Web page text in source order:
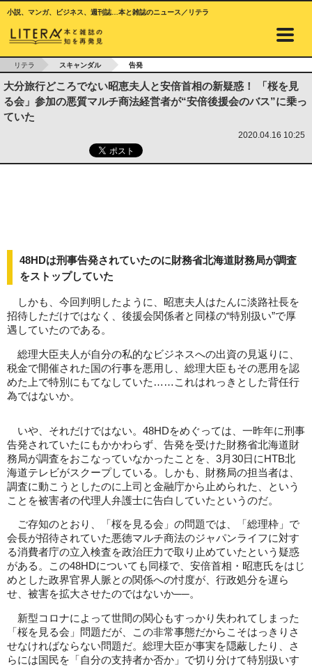
小説、マンガ、ビジネス、週刊誌…本と雑誌のニュース／リテラ
リテラ スキャンダル 告発
大分旅行どころでない昭恵夫人と安倍首相の新疑惑！ 「桜を見
る会」参加の悪質マルチ商法経営者が“安倍後援会のバス”に乗っ
ていた
2020.04.16 10:25
48HDは刑事告発されていたのに財務省北海道財務局が調査
をストップしていた
しかも、今回判明したように、昭恵夫人はたんに淡路社長を
招待しただけではなく、後援会関係者と同様の“特別扱い”で厚
遇していたのである。
総理大臣夫人が自分の私的なビジネスへの出資の見返りに、
税金で開催された国の行事を悪用し、総理大臣もその悪用を認
めた上で特別にもてなしていた……これはれっきとした背任行
為ではないか。
いや、それだけではない。48HDをめぐっては、一昨年に刑事
告発されていたにもかかわらず、告発を受けた財務省北海道財
務局が調査をおこなっていなかったことを、3月30日にHTB北
海道テレビがスクープしている。しかも、財務局の担当者は、
調査に動こうとしたのに上司と金融庁から止められた、という
ことを被害者の代理人弁護士に告白していたというのだ。
ご存知のとおり、「桜を見る会」の問題では、「総理枠」で
会長が招待されていた悪徳マルチ商法のジャパンライフに対す
る消費者庁の立入検査を政治圧力で取り止めていたという疑惑
がある。この48HDについても同様で、安倍首相・昭恵氏をはじ
めとした政界官界人脈との関係への忖度が、行政処分を遅ら
せ、被害を拡大させたのではないか──。
新型コロナによって世間の関心もすっかり失われてしまった
「桜を見る会」問題だが、この非常事態だからこそはっきりさ
せなければならない問題だ。総理大臣が事実を隠蔽したり、さ
らには国民を「自分の支持者か否か」で切り分けて特別扱いす